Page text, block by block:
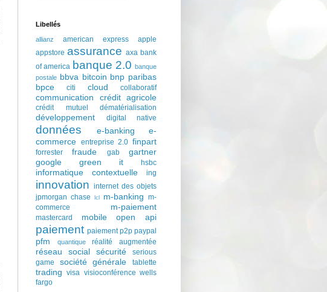
Libellés
allianz american express
apple
appstore assurance axa bank
of america banque 2.0 banque
postale bbva bitcoin bnp paribas
bpce
citi cloud collaboratif
communication crédit agricole
crédit mutuel dématérialisation
développement digital native
données e-banking
e-
commerce entreprise 2.0 finpart
forrester fraude gab
gartner
google
green it hsbc
informatique contextuelle ing
innovation internet des objets
jpmorgan chase
lcl m-banking m-
commerce
m-paiement
mastercard mobile open api
paiement paiement p2p paypal
pfm quantique réalité augmentée
réseau social sécurité
serious
game
société générale tablette
trading visa visioconférence wells
fargo